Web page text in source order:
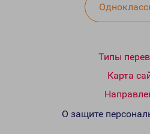
Типы
Карта
О защите